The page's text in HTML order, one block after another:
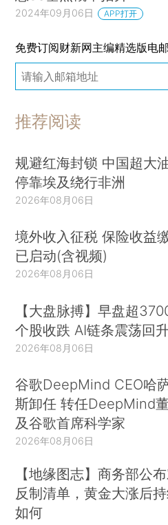
2024年09月06日 APP打开
免费订阅财新网主编精选版电邮
推荐阅读
规避红海封锁 中国超大
停靠埃及绕行非洲
2026年08月06日
境外收入征税 保险收益
已启动(含视频)
2026年08月06日
【大盘脉搏】早盘超
个股收跌 AI链条震荡回
2026年08月06日
谷歌DeepMind CEO哈
斯卸任 转任DeepMind
及谷歌首席科学家
2026年08月06日
【地缘图志】商务部公
反制清单，黄金大涨后
如何